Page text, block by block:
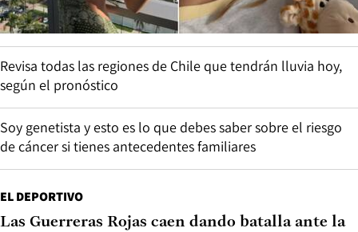
Revisa todas las regiones de Chile que tendrán lluvia hoy,
según el pronóstico
Soy genetista y esto es lo que debes saber sobre el riesgo
de cáncer si tienes antecedentes familiares
EL DEPORTIVO
Las Guerreras Rojas caen dando batalla ante la